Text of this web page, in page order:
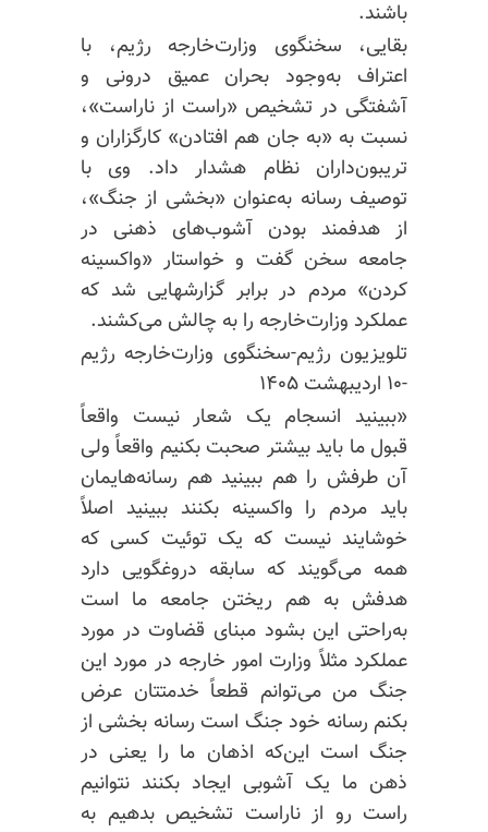
باشند.
بقایی، سخنگوی وزارت‌خارجه رژیم، با
اعتراف به‌وجود بحران عمیق درونی و
آشفتگی در تشخیص «راست از ناراست»،
نسبت به «به جان هم افتادن» کارگزاران و
تریبون‌داران نظام هشدار داد. وی با
توصیف رسانه به‌عنوان «بخشی از جنگ»،
از هدفمند بودن آشوب‌های ذهنی در
جامعه سخن گفت و خواستار «واکسینه
کردن» مردم در برابر گزارشهایی شد که
عملکرد وزارت‌خارجه را به چالش می‌کشند.
تلویزیون رژیم-سخنگوی وزارت‌خارجه رژیم
-۱۰ اردیبهشت ۱۴۰۵
«ببینید انسجام یک شعار نیست واقعاً
قبول ما باید بیشتر صحبت بکنیم واقعاً ولی
آن طرفش را هم ببینید هم رسانه‌هایمان
باید مردم را واکسینه بکنند ببینید اصلاً
خوشایند نیست که یک توئیت کسی که
همه می‌گویند که سابقه دروغگویی دارد
هدفش به هم ریختن جامعه ما است
به‌راحتی این بشود مبنای قضاوت در مورد
عملکرد مثلاً وزارت امور خارجه در مورد این
جنگ من می‌توانم قطعاً خدمتتان عرض
بکنم رسانه خود جنگ است رسانه بخشی از
جنگ است این‌که اذهان ما را یعنی در
ذهن ما یک آشوبی ایجاد بکنند نتوانیم
راست رو از ناراست تشخیص بدهیم به